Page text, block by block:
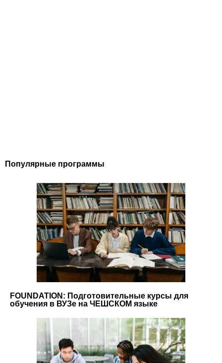
Популярные программы
FOUNDATION: Подготовительные курсы для
обучения в ВУЗе на ЧЕШСКОМ языке